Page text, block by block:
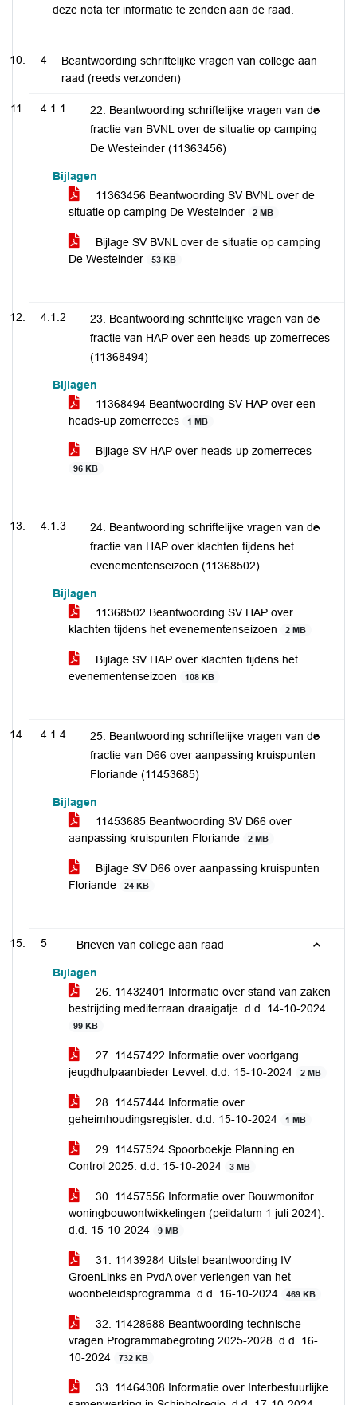
deze nota ter informatie te zenden aan de raad.
4
Beantwoording schriftelijke vragen van college aan
raad (reeds verzonden)
4.1.1
22. Beantwoording schriftelijke vragen van de
fractie van BVNL over de situatie op camping
De Westeinder (11363456)
Bijlagen
11363456 Beantwoording SV BVNL over de
situatie op camping De Westeinder
2 MB
Bijlage SV BVNL over de situatie op camping
De Westeinder
53 KB
4.1.2
23. Beantwoording schriftelijke vragen van de
fractie van HAP over een heads-up zomerreces
(11368494)
Bijlagen
11368494 Beantwoording SV HAP over een
heads-up zomerreces
1 MB
Bijlage SV HAP over heads-up zomerreces
96 KB
4.1.3
24. Beantwoording schriftelijke vragen van de
fractie van HAP over klachten tijdens het
evenementenseizoen (11368502)
Bijlagen
11368502 Beantwoording SV HAP over
klachten tijdens het evenementenseizoen
2 MB
Bijlage SV HAP over klachten tijdens het
evenementenseizoen
108 KB
4.1.4
25. Beantwoording schriftelijke vragen van de
fractie van D66 over aanpassing kruispunten
Floriande (11453685)
Bijlagen
11453685 Beantwoording SV D66 over
aanpassing kruispunten Floriande
2 MB
Bijlage SV D66 over aanpassing kruispunten
Floriande
24 KB
5 Brieven van college aan raad
Bijlagen
26. 11432401 Informatie over stand van zaken
bestrijding mediterraan draaigatje. d.d. 14-10-2024
99 KB
27. 11457422 Informatie over voortgang
jeugdhulpaanbieder Levvel. d.d. 15-10-2024
2 MB
28. 11457444 Informatie over
geheimhoudingsregister. d.d. 15-10-2024
1 MB
29. 11457524 Spoorboekje Planning en
Control 2025. d.d. 15-10-2024
3 MB
30. 11457556 Informatie over Bouwmonitor
woningbouwontwikkelingen (peildatum 1 juli 2024).
d.d. 15-10-2024
9 MB
31. 11439284 Uitstel beantwoording IV
GroenLinks en PvdA over verlengen van het
woonbeleidsprogramma. d.d. 16-10-2024
469 KB
32. 11428688 Beantwoording technische
vragen Programmabegroting 2025-2028. d.d. 16-
10-2024
732 KB
33. 11464308 Informatie over Interbestuurlijke